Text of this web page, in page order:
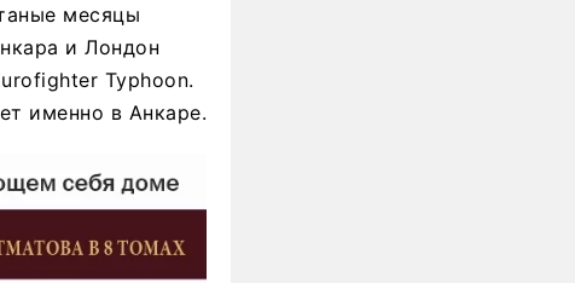
месяцы
и Лондон
Typhoon.
именно в Анкаре.